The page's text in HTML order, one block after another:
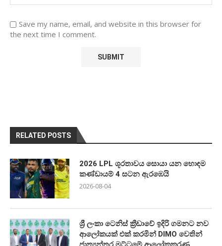
Save my name, email, and website in this browser for
the next time I comment.
RELATED POSTS
2026 LPL ශූරතාවය සොයා යන හොඳම
කණ්ඩායම් 4 සටන ඇරඹෙයි
2026-08-04
ශ්‍රී ලංකා ටෙනිස් ක්‍රීඩාවේ ඉදිරි ගමනට නව
ආලෝකයක් එක් කරමින් DIMO වෙතින්